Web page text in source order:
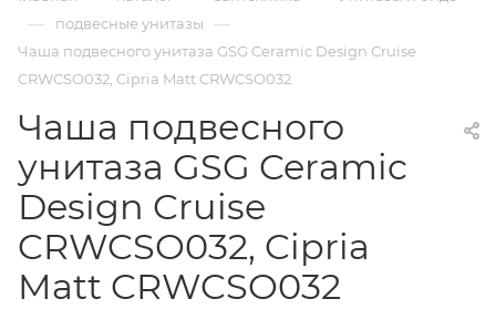
— подвесные унитазы —
Чаша подвесного унитаза GSG Ceramic Design Cruise
CRWCSO032, Cipria Matt CRWCSO032
Чаша подвесного
унитаза GSG Ceramic
Design Cruise
CRWCSO032, Cipria
Matt CRWCSO032